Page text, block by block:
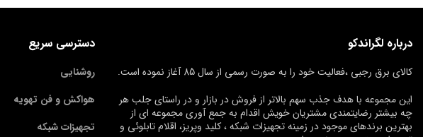
درباره لگراندکو
کالای برق رجبی ،فعالیت خود را به صورت رسمی از سال 85 آغاز نموده است.
این مجموعه با هدف جذب سهم بالاتر از فروش در بازار و در راستای جلب هر
چه بیشتر رضایتمندی مشتریان خویش اقدام به جمع آوری مجموعه ای از
بهترین برندهای موجود در زمینه تجهیزات شبکه ، کلید وپریز، اقلام تابلوئی و
دسترسی سریع
روشنایی
هواکش و فن تهویه
تجهیزات شبکه